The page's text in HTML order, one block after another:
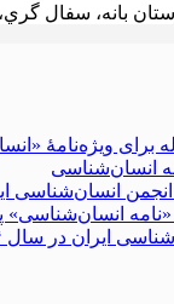
بانه، سفال
برای ویژه‌نامۀ
انسان‌شناسی
انسان‌شناسی»
ایران در سال ۴-۱۴۰۳